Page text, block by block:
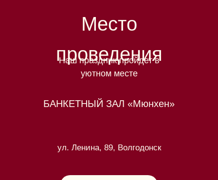
Место
проведения
БАНКЕТНЫЙ ЗАЛ «Мюнхен»
Наш праздник пройдет в
уютном месте
ул. Ленина, 89, Волгодонск